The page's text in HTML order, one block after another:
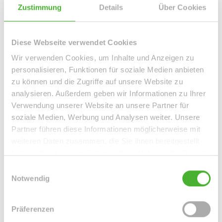
Zustimmung Details Über Cookies
Diese Webseite verwendet Cookies
Wir verwenden Cookies, um Inhalte und Anzeigen zu
personalisieren, Funktionen für soziale Medien anbieten
zu können und die Zugriffe auf unsere Website zu
analysieren. Außerdem geben wir Informationen zu Ihrer
Verwendung unserer Website an unsere Partner für
soziale Medien, Werbung und Analysen weiter. Unsere
Partner führen diese Informationen möglicherweise mit
Notwendig
Präferenzen
Attraktives Wohnobjekt mit vorhandenem Balkon, in einer
Ansprechpartner
Telefon: 004934298549070